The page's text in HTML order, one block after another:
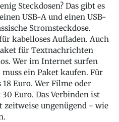
Steckdosen? Das gibt es
USB-A und einen USB-
Stromsteckdose.
kabelloses Aufladen. Auch
für Textnachrichten
Wer im Internet surfen
ein Paket kaufen. Für
Euro. Wer Filme oder
Euro. Das Verbinden ist
ungenügend - wie